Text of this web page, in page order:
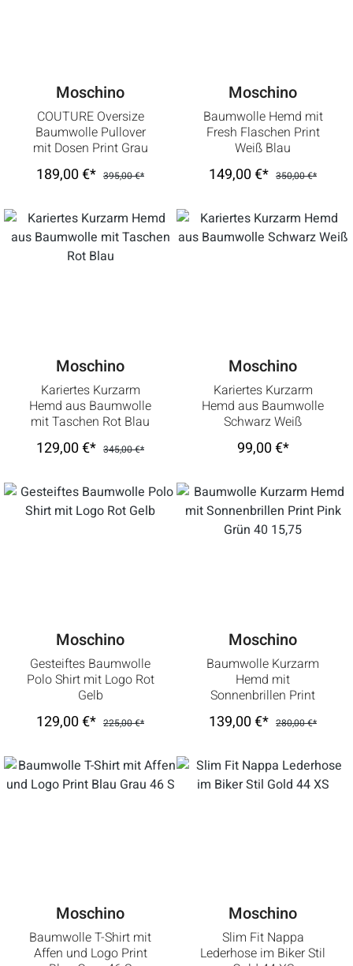
Moschino
COUTURE Oversize
Baumwolle Pullover
mit Dosen Print Grau
189,00 €* 395,00 €*
Moschino
Baumwolle Hemd mit
Fresh Flaschen Print
Weiß Blau
149,00 €* 350,00 €*
Moschino
Kariertes Kurzarm
Hemd aus Baumwolle
mit Taschen Rot Blau
129,00 €* 345,00 €*
Moschino
Kariertes Kurzarm
Hemd aus Baumwolle
Schwarz Weiß
99,00 €*
Moschino
Gesteiftes Baumwolle
Polo Shirt mit Logo Rot
Gelb
129,00 €* 225,00 €*
Moschino
Baumwolle Kurzarm
Hemd mit
Sonnenbrillen Print
Pink Grün 40 15,75
139,00 €* 280,00 €*
Moschino
Baumwolle T-Shirt mit
Affen und Logo Print
Moschino
Slim Fit Nappa
Lederhose im Biker Stil